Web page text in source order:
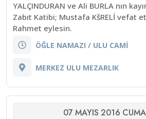
YALÇINDURAN ve Ali BURLA nın
Zabıt Katibi; Mustafa KšRELİ vefat
Rahmet eylesin.
ÖĞLE NAMAZI / ULU CAMİ
MERKEZ ULU MEZARLIK
07 MAYIS 2016